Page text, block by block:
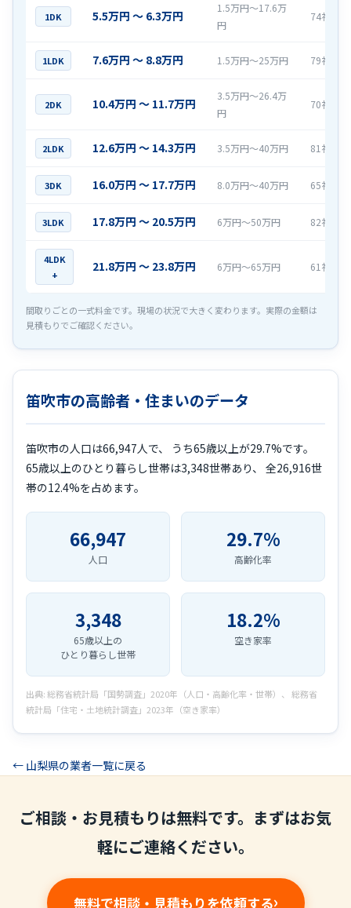
1DK 5.5万円 〜 6.3万円
1.5万円〜17.6万
円
74社
1LDK 7.6万円 〜 8.8万円 1.5万円〜25万円 79社
2DK 10.4万円 〜 11.7万円
3.5万円〜26.4万
円
70社
2LDK 12.6万円 〜 14.3万円 3.5万円〜40万円 81社
3DK 16.0万円 〜 17.7万円 8.0万円〜40万円 65社
3LDK 17.8万円 〜 20.5万円 6万円〜50万円 82社
4LDK
+
21.8万円 〜 23.8万円 6万円〜65万円 61社
間取りごとの一式料金です。現場の状況で大きく変わります。実際の金額は
見積もりでご確認ください。
笛吹市の高齢者・住まいのデータ
笛吹市の人口は66,947人で、 うち65歳以上が29.7%です。
65歳以上のひとり暮らし世帯は3,348世帯あり、 全26,916世
帯の12.4%を占めます。
66,947
人口
29.7%
高齢化率
3,348
65歳以上の
ひとり暮らし世帯
18.2%
空き家率
出典: 総務省統計局「国勢調査」2020年（人口・高齢化率・世帯）、 総務省
統計局「住宅・土地統計調査」2023年（空き家率）
← 山梨県の業者一覧に戻る
ご相談・お見積もりは無料です。まずはお気
軽にご連絡ください。
無料で相談・見積もりを依頼する